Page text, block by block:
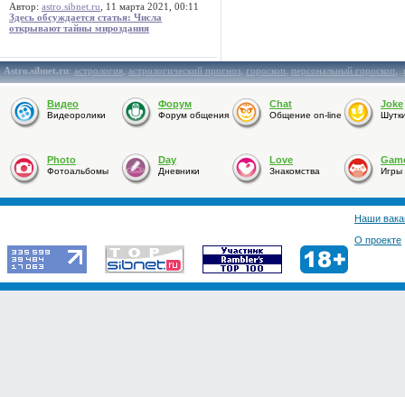
Автор: astro.sibnet.ru , 11 марта 2021, 00:11
Здесь обсуждается статья: Числа
открывают тайны мироздания
Astro.sibnet.ru:астрология,астрологический прогноз,гороскоп,персональный гороскоп,
Видео
Видеоролики
Форум
Форум общения
Chat
Общение on-line
Joke
Photo
Фотоальбомы
Day
Дневники
Love
Знакомства Игры
Наши
О проекте